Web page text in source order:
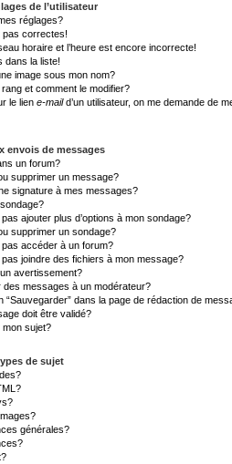
de l’utilisateur
réglages?
pas correctes!
horaire et l’heure est encore incorrecte!
dans la liste!
image sous mon nom?
et comment le modifier?
le lien e-maild’un utilisateur, on me demande de
envois de messages
un forum?
supprimer un message?
signature à mes messages?
ajouter plus d’options à mon sondage?
supprimer un sondage?
accéder à un forum?
joindre des fichiers à mon message?
avertissement?
des messages à un modérateur?
“Sauvegarder” dans la page de rédaction de
doit être validé?
mon sujet?
de sujet
générales?